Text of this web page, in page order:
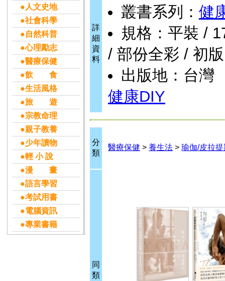
●人文史地
●社會科學
●自然科普
●心理勵志
●醫療保健
●飲 食
●生活風格
●旅 遊
●宗教命理
●親子教養
●少年讀物
●輕 小 說
●漫 畫
●語言學習
●考試用書
●電腦資訊
●專業書籍
詳
細
資
料
叢書系列： 健
規格：平裝 /
/ 部份全彩 / 初版
出版地：台灣
健康DIY
分
類
醫療保健 > 養生法 > 瑜伽/皮拉
同
類